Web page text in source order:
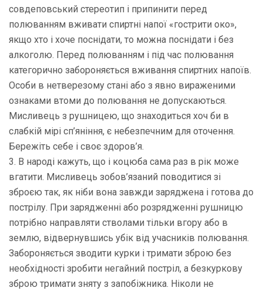
совдеповський стереотип і припинити перед
полюванням вживати спиртні напої «гострити око»,
якщо хто і хоче поснідати, то можна поснідати і без
алкоголю. Перед полюванням і під час полювання
категорично забороняється вживання спиртних напоїв.
Особи в нетверезому стані або з явно вираженими
ознаками втоми до полювання не допускаються.
Мисливець з рушницею, що знаходиться хоч би в
слабкій мірі сп’яніння, є небезпечним для оточення.
Бережіть себе і своє здоров’я.
3. В народі кажуть, що і коцюба сама раз в рік може
вгатити. Мисливець зобов’язаний поводитися зі
зброєю так, як ніби вона завжди заряджена і готова до
пострілу. При зарядженні або розрядженні рушницю
потрібно направляти стволами тільки вгору або в
землю, відвернувшись убік від учасників полювання.
Забороняється зводити курки і тримати зброю без
необхідності зробити негайний постріл, а безкуркову
зброю тримати зняту з запобіжника. Ніколи не